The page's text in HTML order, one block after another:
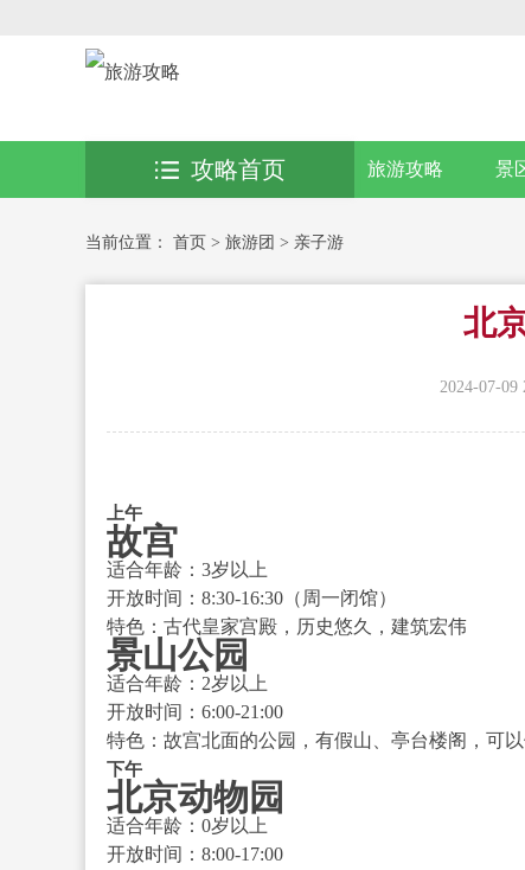
旅游攻略 景
攻略首页
当前位置： 首页 > 旅游团 > 亲子游
北
2024-07-09
上午
故宫
适合年龄：3岁以上
开放时间：8:30-16:30（周一闭馆）
特色：古代皇家宫殿，历史悠久，建筑宏伟
景山公园
适合年龄：2岁以上
开放时间：6:00-21:00
特色：故宫北面的公园，有假山、亭台楼阁，可
下午
北京动物园
适合年龄：0岁以上
开放时间：8:00-17:00